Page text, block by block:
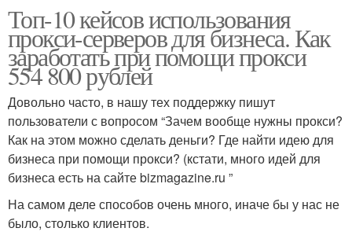
Топ-10 кейсов использования
прокси-серверов для бизнеса. Как
заработать при помощи прокси
554 800 рублей
Довольно часто, в нашу тех поддержку пишут
пользователи с вопросом “Зачем вообще нужны прокси?
Как на этом можно сделать деньги? Где найти идею для
бизнеса при помощи прокси? (кстати, много идей для
бизнеса есть на сайте bizmagazine.ru ”
На самом деле способов очень много, иначе бы у нас не
было, столько клиентов.